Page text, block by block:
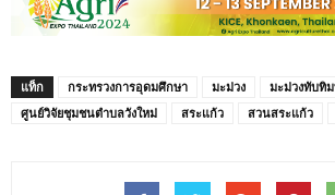
แท็ก กระทรวงการอุดมศึกษา มะม่วง มะม่วงทับทิ
ศูนย์วิจัยชุมชนตำบลวังใหม่
สระแก้ว สวนสระแก้ว